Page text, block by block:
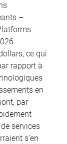
–
ce qui
rapport à
en
par
services
s’en